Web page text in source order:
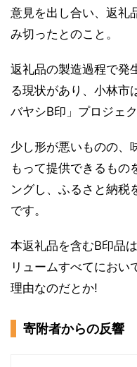
意見を出し合い、返礼
み切ったとのこと。
返礼品の製造過程で発
る現状があり、小林市
バヤシB印」プロジェ
少し形が悪いものの、
もって提供できるもの
ングし、ふるさと納税
です。
本返礼品を含むB印品
リュームすべてにおい
理由なのだとか!
寄附者からの反響